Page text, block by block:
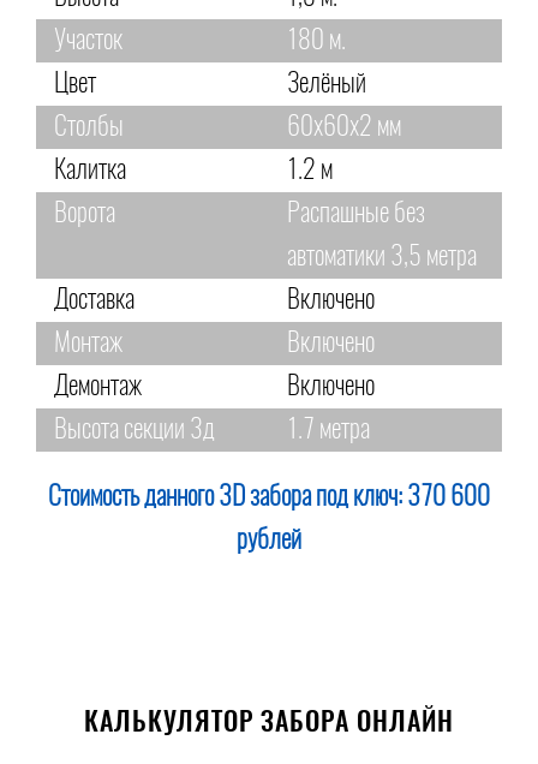
Участок
180 м.
Цвет
Зелёный
Столбы
60х60х2 мм
Калитка
1.2 м
Ворота
Распашные без
автоматики 3,5 метра
Доставка
Включено
Монтаж
Включено
Демонтаж
Включено
Высота секции 3д
1.7 метра
Стоимость данного 3D забора под ключ: 370 600
рублей
КАЛЬКУЛЯТОР ЗАБОРА ОНЛАЙН